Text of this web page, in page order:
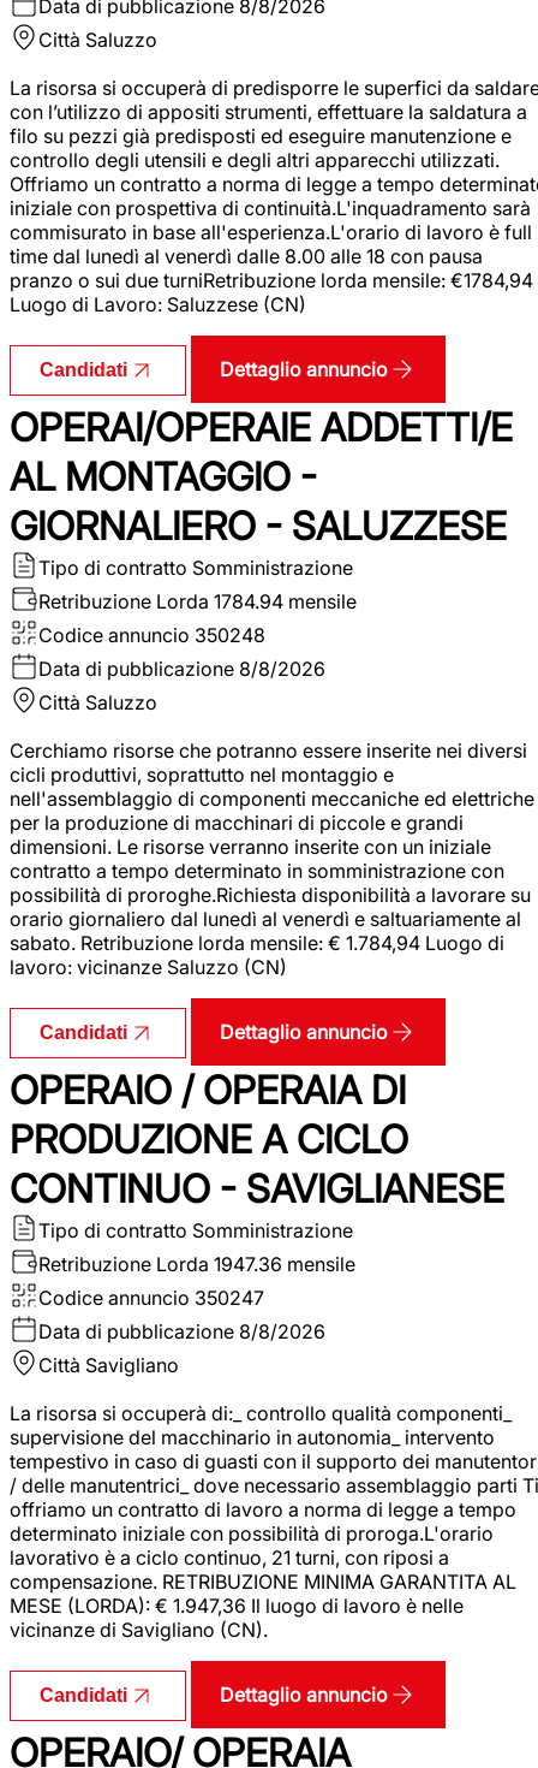
Data di pubblicazione 8/8/2026
Città Saluzzo
La risorsa si occuperà di predisporre le superfici da
con l’utilizzo di appositi strumenti, effettuare la saldatura a
filo su pezzi già predisposti ed eseguire manutenzione e
controllo degli utensili e degli altri apparecchi utilizzati.
Offriamo un contratto a norma di legge a tempo
iniziale con prospettiva di continuità.L'inquadramento sarà
commisurato in base all'esperienza.L'orario di lavoro è full
time dal lunedì al venerdì dalle 8.00 alle 18 con pausa
pranzo o sui due turniRetribuzione lorda mensile: €1784,94
Luogo di Lavoro: Saluzzese (CN)
Candidati Dettaglio annuncio
OPERAI/OPERAIE ADDETTI/E
AL MONTAGGIO -
GIORNALIERO - SALUZZESE
Tipo di contratto Somministrazione
Retribuzione Lorda 1784.94 mensile
Codice annuncio 350248
Data di pubblicazione 8/8/2026
Città Saluzzo
Cerchiamo risorse che potranno essere inserite nei diversi
cicli produttivi, soprattutto nel montaggio e
nell'assemblaggio di componenti meccaniche ed elettriche
per la produzione di macchinari di piccole e grandi
dimensioni. Le risorse verranno inserite con un iniziale
contratto a tempo determinato in somministrazione con
possibilità di proroghe.Richiesta disponibilità a lavorare su
orario giornaliero dal lunedì al venerdì e saltuariamente al
sabato. Retribuzione lorda mensile: € 1.784,94 Luogo di
lavoro: vicinanze Saluzzo (CN)
Candidati Dettaglio annuncio
OPERAIO / OPERAIA DI
PRODUZIONE A CICLO
CONTINUO - SAVIGLIANESE
Tipo di contratto Somministrazione
Retribuzione Lorda 1947.36 mensile
Codice annuncio 350247
Data di pubblicazione 8/8/2026
Città Savigliano
La risorsa si occuperà di:_ controllo qualità componenti_
supervisione del macchinario in autonomia_ intervento
tempestivo in caso di guasti con il supporto dei
/ delle manutentrici_ dove necessario assemblaggio parti Ti
offriamo un contratto di lavoro a norma di legge a tempo
determinato iniziale con possibilità di proroga.L'orario
lavorativo è a ciclo continuo, 21 turni, con riposi a
compensazione. RETRIBUZIONE MINIMA GARANTITA AL
MESE (LORDA): € 1.947,36 Il luogo di lavoro è nelle
vicinanze di Savigliano (CN).
Candidati Dettaglio annuncio
OPERAIO/ OPERAIA